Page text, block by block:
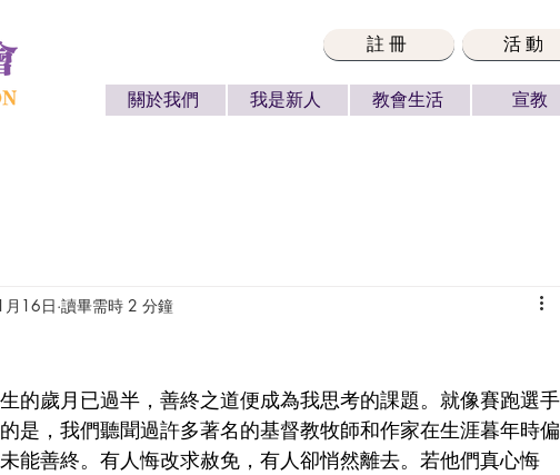
註冊 活動
關於我們 我是新人 教會生活 宣教
月16日 讀畢需時 2 分鐘
是，我們聽聞過許多著名的基督教牧師和作家在生涯暮年時偏
能善終。有人悔改求赦免，有人卻悄然離去。若他們真心悔